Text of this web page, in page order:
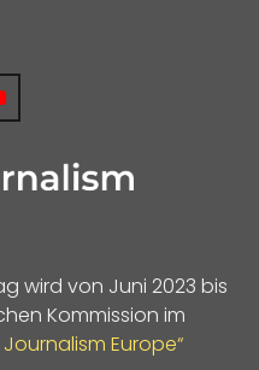
wird von Juni 2023 bis
Kommission im
Europe“